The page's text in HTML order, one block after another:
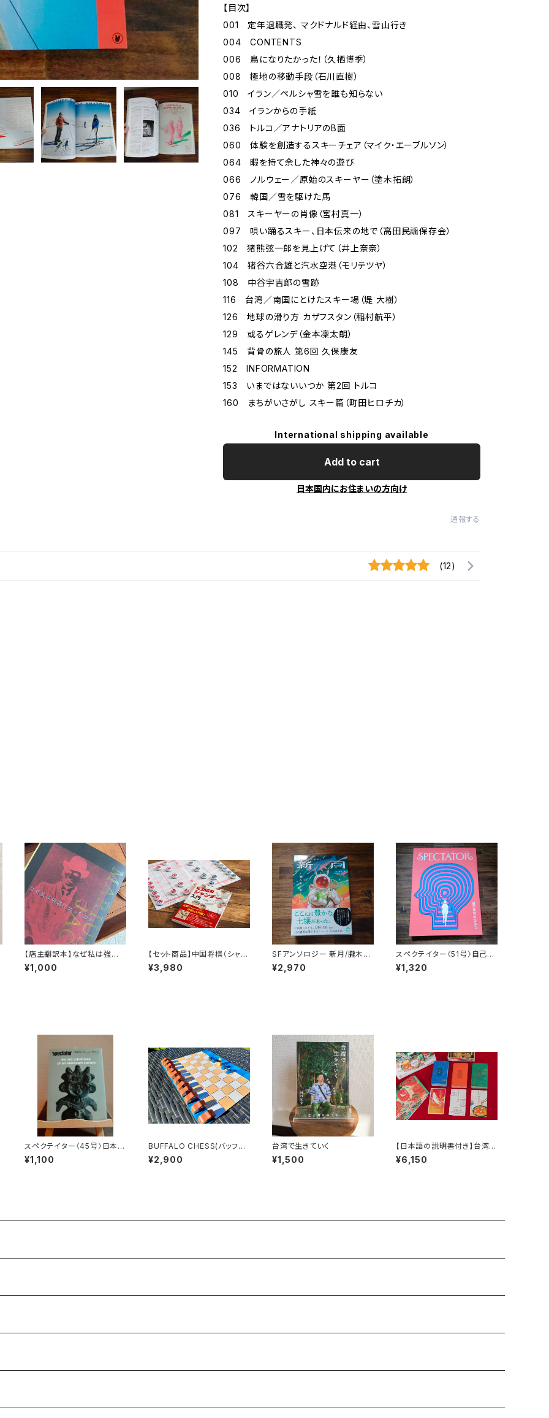
【目次】
001 定年退職発、 マクドナルド経由、雪山行き
004 CONTENTS
006 鳥になりたかった！（久栖博季）
008 極地の移動手段（石川直樹）
010 イラン／ペルシャ雪を誰も知らない
034 イランからの手紙
036 トルコ／アナトリアのB面
060 体験を創造するスキーチェア（マイク・エーブルソン）
064 暇を持て余した神々の遊び
066 ノルウェー／原始のスキーヤー（塗木拓朗）
076 韓国／雪を駆けた馬
081 スキーヤーの肖像（宮村真一）
097 唄い踊るスキー、日本伝来の地で（高田民謡保存会）
102 猪熊弦一郎を見上げて（井上奈奈）
104 猪谷六合雄と汽水空港（モリテツヤ）
108 中谷宇吉郎の雪跡
116 台湾／南国にとけたスキー場（堤 大樹）
126 地球の滑り方 カザフスタン（稲村航平）
129 或るゲレンデ（金本凜太朗）
145 背骨の旅人 第6回 久保康友
152 INFORMATION
153 いまではないいつか 第2回 トルコ
160 まちがいさがし スキー篇（町田ヒロチカ）
International shipping available
Add to cart
日本国内にお住まいの方向け
通報する
(12)
【店主翻訳本】なぜ私は強盗
になったのか マリウスジェイ
コブ（moonlight books vo
¥1,000
【セット商品】中国将棋（シャン
チー）+ 強くなる!シャンチー
入門
¥3,980
SFアンソロジー 新月/朧木果
樹園の軌跡
¥2,970
スペクテイター〈51号〉自己啓
発のひみつ
¥1,320
スペクテイター〈45号〉日本の
ヒッピー・ムーヴメント
¥1,100
BUFFALO CHESS(バッファ
ローチェス)
¥2,900
台湾で生きていく
¥1,500
【日本語の説明書付き】台湾夜
市カードゲーム「夜市人参（イ
エス！ジンセイ）」
¥6,150